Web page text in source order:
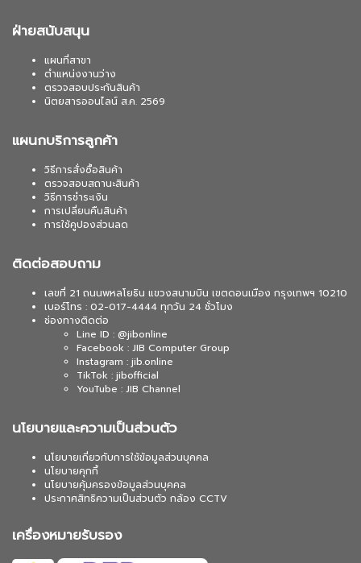
ฝ่ายสนับสนุน
แผนที่สาขา
ตำแหน่งงานว่าง
ตรวจสอบประกันสินค้า
นิตยสารออนไลน์ ส.ค. 2569
แผนกบริการลูกค้า
วิธีการสั่งซื้อสินค้า
ตรวจสอบสถานะสินค้า
วิธีการชำระเงิน
การเปลี่ยนคืนสินค้า
การใช้คูปองส่วนลด
ติดต่อสอบถาม
เลขที่ 21 ถนนพหลโยธิน แขวงสนามบิน เขตดอนเมือง กรุงเทพฯ 10210
เบอร์โทร : 02-017-4444 ทุกวัน 24 ชั่วโมง
ช่องทางติดต่อ
Line ID : @jibonline
Facebook : JIB Computer Group
Instagram : jib.online
TikTok : jibofficial
YouTube : JIB Channel
นโยบายและความเป็นส่วนตัว
นโยบายเกี่ยวกับการใช้ข้อมูลส่วนบุคคล
นโยบายคุกกี้
นโยบายคุ้มครองข้อมูลส่วนบุคคล
ประกาศสิทธิความเป็นส่วนตัว กล้อง CCTV
เครื่องหมายรับรอง